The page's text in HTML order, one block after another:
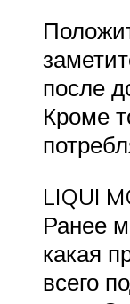
после
Кроме
LIQUI
Ранее
какая
всего